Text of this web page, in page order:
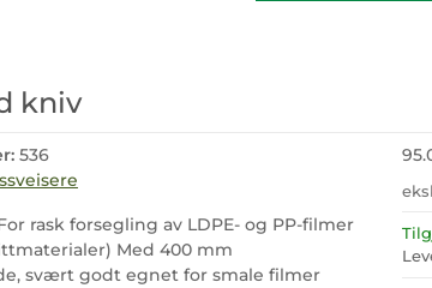
kniv
536
rask forsegling av LDPE- og PP-filmer
Med 400 mm
svært godt egnet for smale filmer